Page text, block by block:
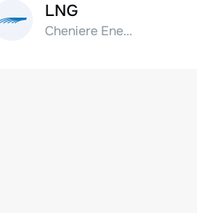
LNG
Cheniere Energy Inc